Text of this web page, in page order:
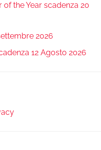
the Year scadenza 20
2026
12 Agosto 2026